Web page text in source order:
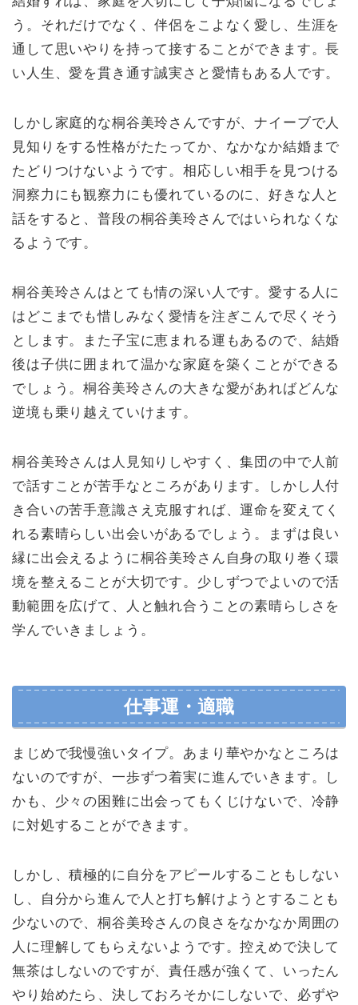
う。それだけでなく、伴侶をこよなく愛し、生涯を
通して思いやりを持って接することができます。長
い人生、愛を貫き通す誠実さと愛情もある人です。
しかし家庭的な桐谷美玲さんですが、ナイーブで人
見知りをする性格がたたってか、なかなか結婚まで
たどりつけないようです。相応しい相手を見つける
洞察力にも観察力にも優れているのに、好きな人と
話をすると、普段の桐谷美玲さんではいられなくな
るようです。
桐谷美玲さんはとても情の深い人です。愛する人に
はどこまでも惜しみなく愛情を注ぎこんで尽くそう
とします。また子宝に恵まれる運もあるので、結婚
後は子供に囲まれて温かな家庭を築くことができる
でしょう。桐谷美玲さんの大きな愛があればどんな
逆境も乗り越えていけます。
桐谷美玲さんは人見知りしやすく、集団の中で人前
で話すことが苦手なところがあります。しかし人付
き合いの苦手意識さえ克服すれば、運命を変えてく
れる素晴らしい出会いがあるでしょう。まずは良い
縁に出会えるように桐谷美玲さん自身の取り巻く環
境を整えることが大切です。少しずつでよいので活
動範囲を広げて、人と触れ合うことの素晴らしさを
学んでいきましょう。
仕事運・適職
まじめで我慢強いタイプ。あまり華やかなところは
ないのですが、一歩ずつ着実に進んでいきます。し
かも、少々の困難に出会ってもくじけないで、冷静
に対処することができます。
しかし、積極的に自分をアピールすることもしない
し、自分から進んで人と打ち解けようとすることも
少ないので、桐谷美玲さんの良さをなかなか周囲の
人に理解してもらえないようです。控えめで決して
無茶はしないのですが、責任感が強くて、いったん
やり始めたら、決しておろそかにしないで、必ずや